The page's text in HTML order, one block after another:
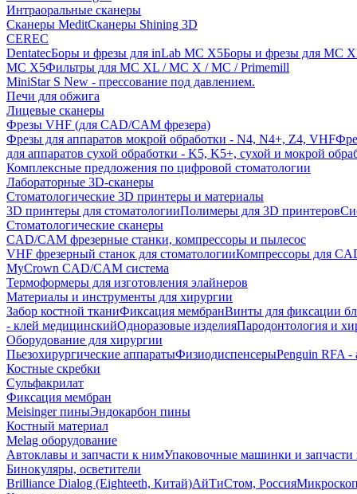
Интраоральные сканеры
Сканеры MeditСканеры Shining 3D
CEREC
DentatecБоры и фрезы для inLab MC X5Боры и фрезы для MC
MC X5Фильтры для MC XL / MC X / MC / Primemill
MiniStar S New - прессование под давлением.
Печи для обжига
Лицевые сканеры
Фрезы VHF (для CAD/CAM фрезера)
Фрезы для аппаратов мокрой обработки - N4, N4+, Z4, VHF
для аппаратов сухой обработки - K5, K5+, сухой и мокрой
Комплексные предложения по цифровой стоматологии
Лабораторные 3D-сканеры
Стоматологические 3D принтеры и материалы
3D принтеры для стоматологииПолимеры для 3D принтеров
Стоматологические сканеры
CAD/CAM фрезерные станки, компрессоры и пылесос
VHF фрезерный станок для стоматологииКомпрессоры для
MyCrown CAD/CAM система
Термоформеры для изготовления элайнеров
Материалы и инструменты для хирургии
Забор костной тканиФиксация мембранВинты для фиксации
- клей медицинскийОдноразовые изделияПародонтология и
Оборудование для хирургии
Пьезохирургические аппаратыФизиодиспенсерыPenguin RFA -
Костные скребки
Сульфакрилат
Фиксация мембран
Meisinger пиныЭндокарбон пины
Костный материал
Melag оборудование
Автоклавы и запчасти к нимУпаковочные машинки и
Бинокуляры, осветители
Brilliance Dialog (Eighteeth, Китай)АйТиСтом, Россия